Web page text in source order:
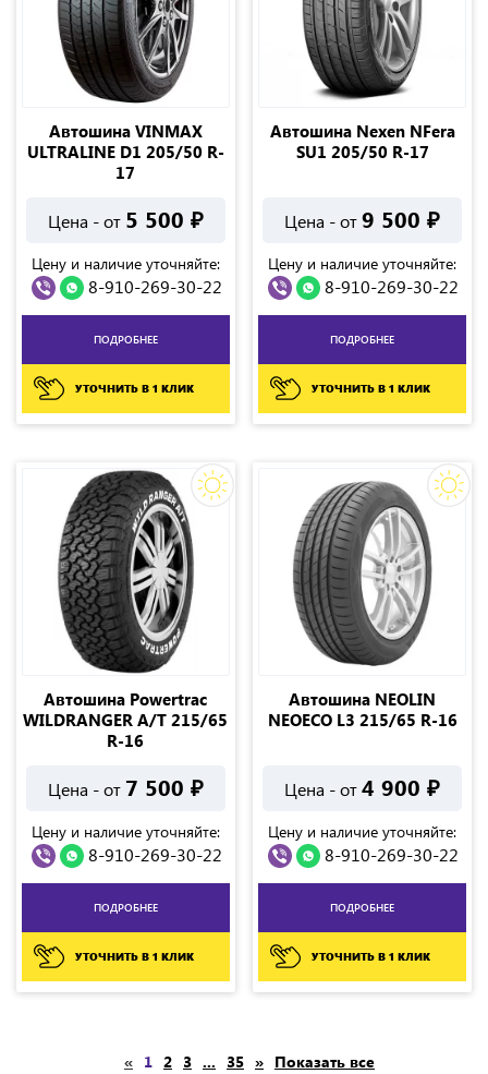
Автошина VINMAX
ULTRALINE D1 205/50 R-
17
Цена - от 5 500 ₽
Цену и наличие уточняйте:
8-910-269-30-22
ПОДРОБНЕЕ
УТОЧНИТЬ В 1 КЛИК
Автошина Nexen NFera
SU1 205/50 R-17
Цена - от9 500 ₽
Цену и наличие уточняйте:
8-910-269-30-22
ПОДРОБНЕЕ
УТОЧНИТЬ В 1 КЛИК
Автошина Powertrac
WILDRANGER A/T 215/65
R-16
Цена - от 7 500 ₽
Цену и наличие уточняйте:
8-910-269-30-22
ПОДРОБНЕЕ
УТОЧНИТЬ В 1 КЛИК
Автошина NEOLIN
NEOECO L3 215/65 R-16
Цена - от4 900 ₽
Цену и наличие уточняйте:
8-910-269-30-22
ПОДРОБНЕЕ
УТОЧНИТЬ В 1 КЛИК
« 1 2 3 ... 35 » Показать все